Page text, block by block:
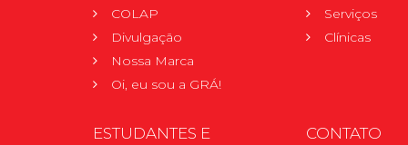
COLAP
Divulgação
Nossa Marca
Oi, eu sou a GRÁ!
Serviços
Clínicas
ESTUDANTES E
CONTATO